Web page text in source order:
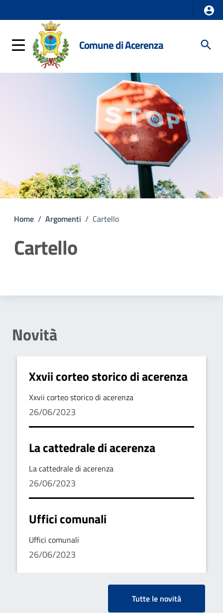
Comune di Acerenza
Home / Argomenti / Cartello
Cartello
Novità
Xxvii corteo storico di acerenza
Xxvii corteo storico di acerenza
26/06/2023
La cattedrale di acerenza
La cattedrale di acerenza
26/06/2023
Uffici comunali
Uffici comunali
26/06/2023
Tutte le novità